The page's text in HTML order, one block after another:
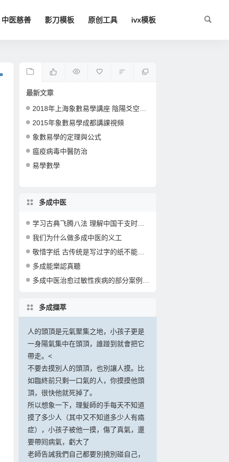
中医慈善 影刀模板 原创工具 ivx模板
最新文章
2018年上海象數易學講座 陰陽爻空間卦形
2015年象數易學成都講課視頻
象數易學的定理與公式
瘟疫病毒中醫防治
易學數學
多成中医
学习古典飞腾八法 理解中国干支时间文化
我们为什么做多成中医的义工
敬惜字纸 古传统是写过字的纸不能乱丢弃
多成能樂認真聽
多成中医治愈过敏性疾病的部分案例 实名分享
多成擷萃
人的頭頂是元氣聚集之地，小孩子更是
一身陽氣集中在頭頂，誰踫到就會把它
帶走。<
不要去摸別人的頭頂，也別讓人摸。比
如臨終前只剩一口氣的人，你摸摸他頭
頂，很快他就死掉了。
所以想象一下，理髮師的手每天不知道
摸了多少人（其中又不知道多少人有癌
症），小孩子被他一摸，傷了真氣，還
要帶囘病氣，虧大了
老師告誡我們自己都要別撓別碰自己，